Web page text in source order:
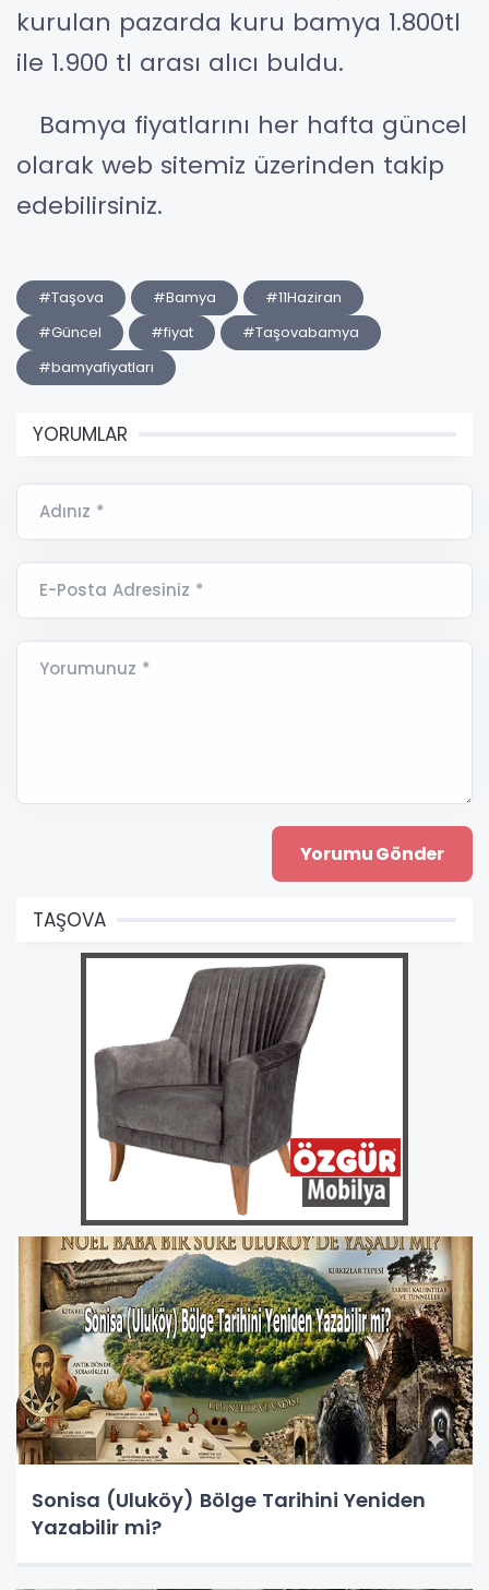
kurulan pazarda kuru bamya 1.800tl
ile 1.900 tl arası alıcı buldu.
Bamya fiyatlarını her hafta güncel
olarak web sitemiz üzerinden takip
edebilirsiniz.
#Taşova #Bamya
#11Haziran
#Güncel
#fiyat
#Taşovabamya
#bamyafiyatları
YORUMLAR
Adınız *
E-Posta Adresiniz *
Yorumunuz *
TAŞOVA
Sonisa (Uluköy) Bölge Tarihini Yeniden
Yazabilir mi?